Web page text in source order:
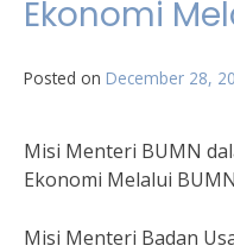
Ekonomi
Posted on December 28,
Misi Menteri BUMN
Ekonomi Melalui BUMN
Misi Menteri Badan